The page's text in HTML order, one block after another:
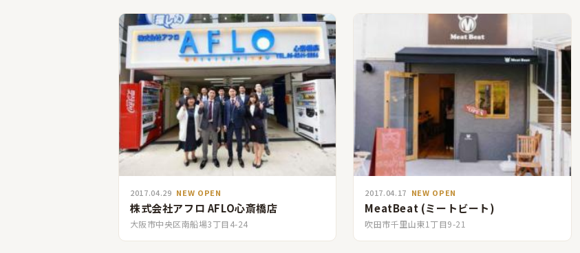
2017.04.29 NEW OPEN
株式会社アフロ AFLO心斎橋店
大阪市中央区南船場3丁目4-24
2017.04.17 NEW OPEN
MeatBeat (ミートビート)
吹田市千里山東1丁目9-21